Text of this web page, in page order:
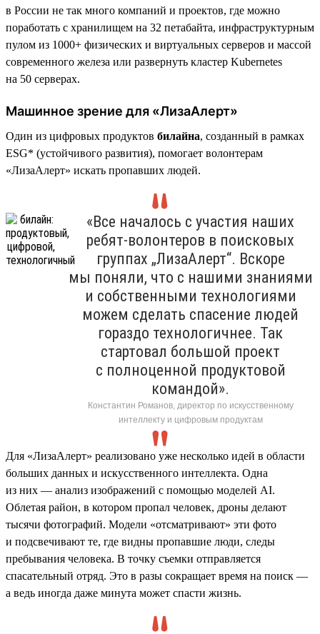
в России не так много компаний и проектов, где можно
поработать с хранилищем на 32 петабайта, инфраструктурным
пулом из 1000+ физических и виртуальных серверов и массой
современного железа или развернуть кластер Kubernetes
на 50 серверах.
Машинное зрение для «ЛизаАлерт»
Один из цифровых продуктов билайна, созданный в рамках
ESG* (устойчивого развития), помогает волонтерам
«ЛизаАлерт» искать пропавших людей.
«Все началось с участия наших
ребят-волонтеров в поисковых
группах „ЛизаАлерт“. Вскоре
мы поняли, что с нашими знаниями
и собственными технологиями
можем сделать спасение людей
гораздо технологичнее. Так
стартовал большой проект
с полноценной продуктовой
командой».
Константин Романов, директор по искусственному
интеллекту и цифровым продуктам
Для «ЛизаАлерт» реализовано уже несколько идей в области
больших данных и искусственного интеллекта. Одна
из них — анализ изображений с помощью моделей AI.
Облетая район, в котором пропал человек, дроны делают
тысячи фотографий. Модели «отсматривают» эти фото
и подсвечивают те, где видны пропавшие люди, следы
пребывания человека. В точку съемки отправляется
спасательный отряд. Это в разы сокращает время на поиск —
а ведь иногда даже минута может спасти жизнь.